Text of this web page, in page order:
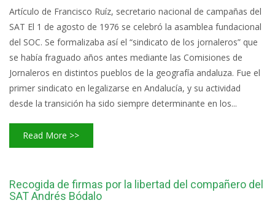
Artículo de Francisco Ruíz, secretario nacional de campañas del
SAT El 1 de agosto de 1976 se celebró la asamblea fundacional
del SOC. Se formalizaba así el “sindicato de los jornaleros” que
se había fraguado años antes mediante las Comisiones de
Jornaleros en distintos pueblos de la geografía andaluza. Fue el
primer sindicato en legalizarse en Andalucía, y su actividad
desde la transición ha sido siempre determinante en los...
Read More >>
Recogida de firmas por la libertad del compañero del
SAT Andrés Bódalo